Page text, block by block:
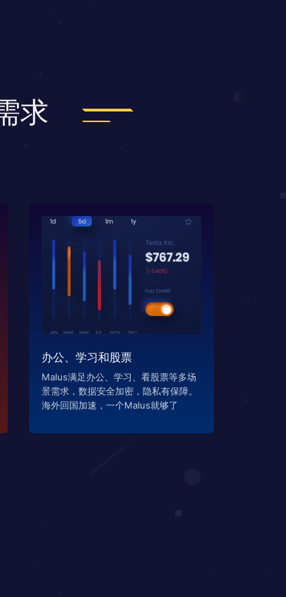
求
办公、学习和股票
Malus满足办公、学习、看股票等多场
景需求，数据安全加密，隐私有保障。
海外回国加速，一个Malus就够了